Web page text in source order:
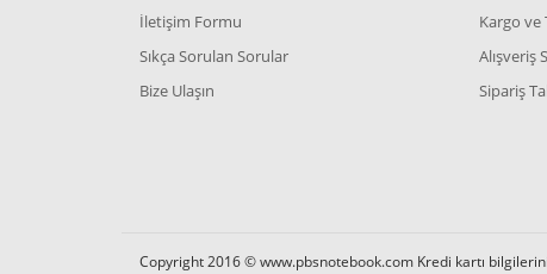
İletişim Formu
Sıkça Sorulan Sorular
Bize Ulaşın
Kargo ve
Alışveriş
Sipariş
Copyright 2016 © www.pbsnotebook.com Kredi kartı